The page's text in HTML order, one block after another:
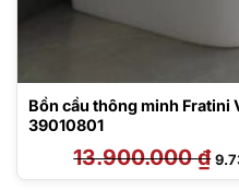
Bồn cầu thông minh Fratini
39010801
13.900.000₫ Giá
gốc
là: